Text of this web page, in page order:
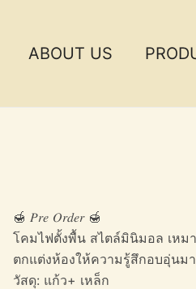
ABOUT US
🍯 𝑃𝑟𝑒 𝑂𝑟𝑑𝑒𝑟 🍯
โคมไฟตั้งพื้น สไตล์มินิมอล เหม
ตกแต่งห้องให้ความรู้สึกอบอุ่นม
วัสดุ: แก้ว+ เหล็ก